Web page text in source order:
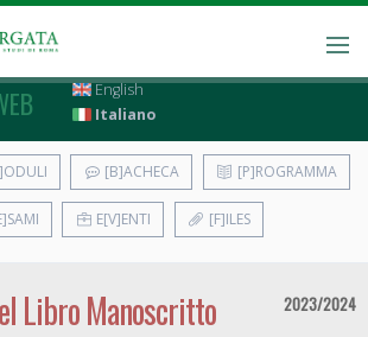
English
Italiano
[B]ACHECA [P]ROGRAMMA
E[V]ENTI [F]ILES
Libro Manoscritto 2023/2024